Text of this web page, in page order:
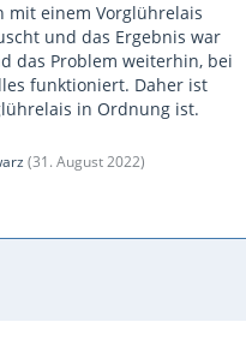
mit einem Vorglührelais
und das Ergebnis war
das Problem weiterhin, bei
funktioniert. Daher ist
in Ordnung ist.
(31. August 2022)